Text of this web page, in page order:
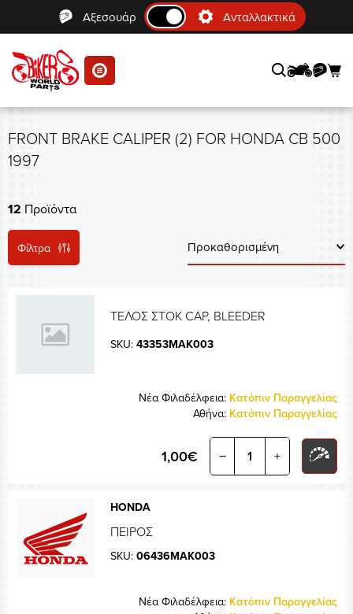
menu
Αξεσουάρ Ανταλλακτικά
FRONT BRAKE CALIPER (2) FOR HONDA CB 500
1997
12 Προϊόντα
Φίλτρα
ΤΕΛΟΣ ΣΤΟΚ CAP, BLEEDER
SKU: 43353MAK003
Νέα Φιλαδέλφεια: Κατόπιν Παραγγελίας
Αθήνα: Κατόπιν Παραγγελίας
1,00€ − +
HONDA
ΠΕΙΡΟΣ
SKU: 06436MAK003
Νέα Φιλαδέλφεια: Κατόπιν Παραγγελίας